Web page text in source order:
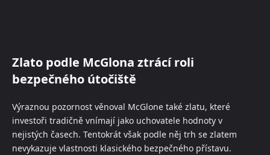
Zlato podle McGlona ztrácí roli
bezpečného útočiště
Výraznou pozornost věnoval McGlone také zlatu, které
investoři tradičně vnímají jako uchovatele hodnoty v
nejistých časech. Tentokrát však podle něj trh se zlatem
nevykazuje vlastnosti klasického bezpečného přístavu.